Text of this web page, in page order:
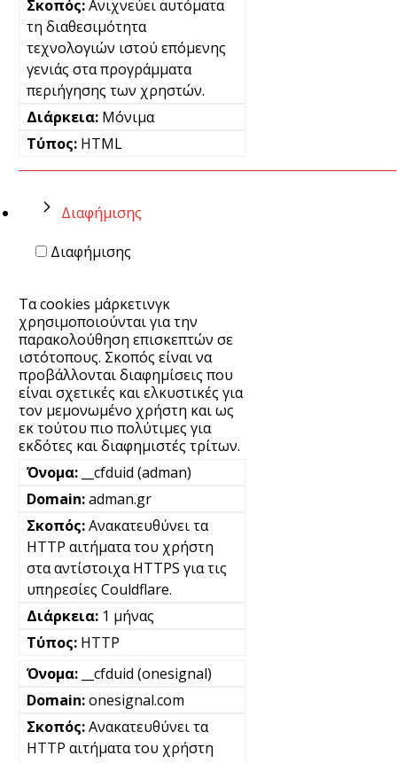
Ανιχνεύει αυτόματα
τη διαθεσιμότητα
τεχνολογιών ιστού επόμενης
γενιάς στα προγράμματα
περιήγησης των χρηστών.
Μόνιμα
HTML
Διαφήμισης
Διαφήμισης
Τα cookies μάρκετινγκ
χρησιμοποιούνται για την
παρακολούθηση επισκεπτών σε
ιστότοπους. Σκοπός είναι να
προβάλλονται διαφημίσεις που
είναι σχετικές και ελκυστικές για
τον μεμονωμένο χρήστη και ως
εκ τούτου πιο πολύτιμες για
εκδότες και διαφημιστές τρίτων.
__cfduid (adman)
adman.gr
Ανακατευθύνει τα
HTTP αιτήματα του χρήστη
στα αντίστοιχα HTTPS για τις
υπηρεσίες Couldflare.
1 μήνας
HTTP
__cfduid (onesignal)
onesignal.com
Ανακατευθύνει τα
HTTP αιτήματα του χρήστη